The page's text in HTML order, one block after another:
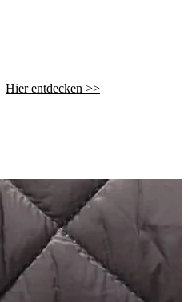
Hier entdecken >>